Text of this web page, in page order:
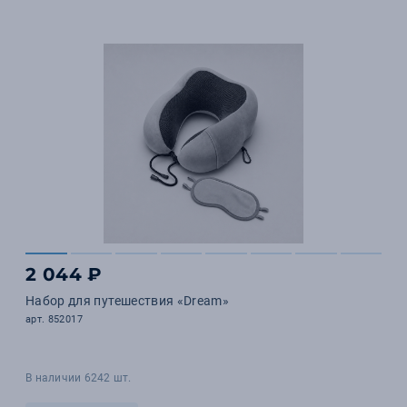
2 044 ₽
Набор для путешествия «Dream»
арт. 852017
В наличии 6242 шт.